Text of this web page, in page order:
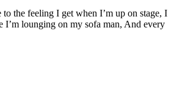
the feeling I get when I’m up on stage, I
I’m lounging on my sofa man, And every